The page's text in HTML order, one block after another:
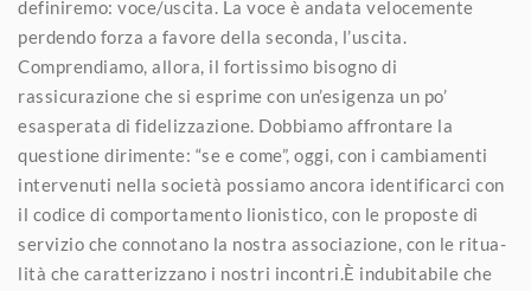
definiremo: voce/uscita. La voce è andata velocemente
perdendo forza a favore della seconda, l’uscita.
Comprendiamo, allora, il fortissimo bisogno di
rassicurazione che si esprime con un’esigenza un po’
esasperata di fidelizzazione. Dobbiamo affrontare la
questione dirimente: “se e come”, oggi, con i cambiamenti
intervenuti nella società possiamo ancora identificarci con
il codice di comportamento lionistico, con le proposte di
servizio che connotano la nostra associazione, con le ritua-
lità che caratterizzano i nostri incontri.È indubitabile che